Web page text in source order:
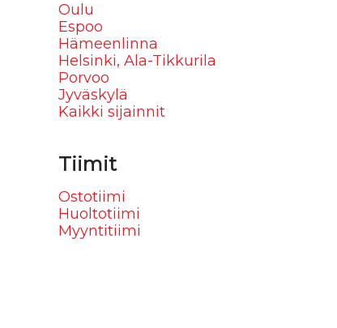
Oulu
Espoo
Hämeenlinna
Helsinki, Ala-Tikkurila
Porvoo
Jyväskylä
Kaikki sijainnit
Tiimit
Ostotiimi
Huoltotiimi
Myyntitiimi